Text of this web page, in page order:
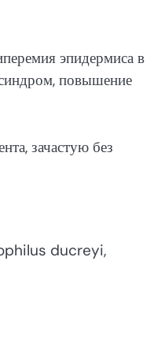
эпидермиса в
повышение
зачастую без
ducreyi,